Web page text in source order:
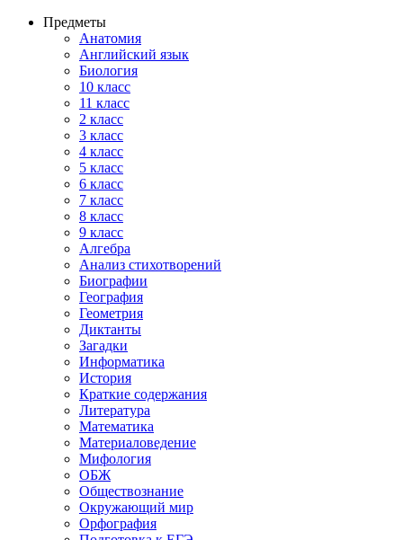
Предметы
Анатомия
Английский язык
Биология
10 класс
11 класс
2 класс
3 класс
4 класс
5 класс
6 класс
7 класс
8 класс
9 класс
Алгебра
Анализ стихотворений
Биографии
География
Геометрия
Диктанты
Загадки
Информатика
История
Краткие содержания
Литература
Математика
Материаловедение
Мифология
ОБЖ
Обществознание
Окружающий мир
Орфография